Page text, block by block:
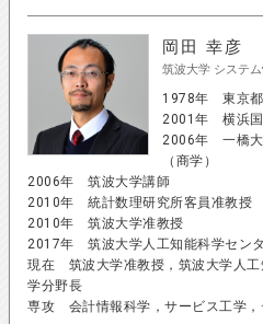
岡田 幸彦
筑波大学 システ
1978年 東京都
2001年 横浜国
2006年 一橋大
（商学）
2006年 筑波大学講師
2010年 統計数理研究所客員准教授
2010年 筑波大学准教授
2017年 筑波大学人工知能科学セン
現在 筑波大学准教授，筑波大学人工
学分野長
専攻 会計情報科学，サービス工学，